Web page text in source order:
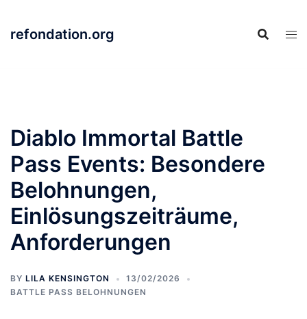
content
refondation.org
Diablo Immortal Battle
Pass Events: Besondere
Belohnungen,
Einlösungszeiträume,
Anforderungen
BY LILA KENSINGTON
13/02/2026
BATTLE PASS BELOHNUNGEN